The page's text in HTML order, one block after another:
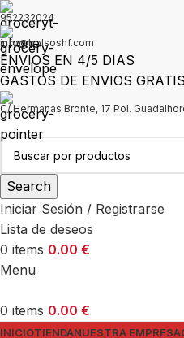
952232024
info@bolsoshf.com
ENVIOS EN 4/5 DIAS
GASTOS DE ENVIOS
C/ Hermanas Bronte, 17 Pol.
Search
Iniciar Sesión / Registrarse
Lista de deseos
0 items 0.00 €
Menu
0 items 0.00 €
INICIOTIENDANUESTRA EMPRESA